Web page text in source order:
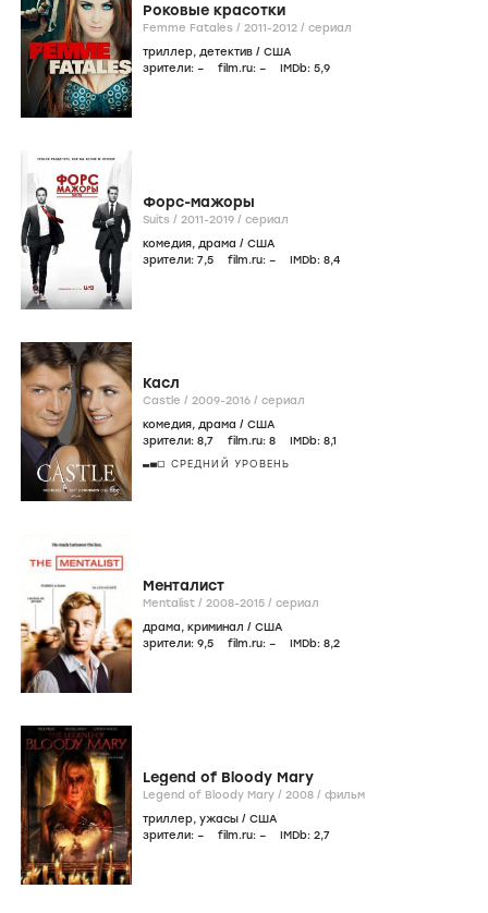
Роковые красотки
Femme Fatales / 2011-2012 / сериал
триллер, детектив / США
зрители: – film.ru: – IMDb: 5,9
Форс-мажоры
Suits / 2011-2019 / сериал
комедия, драма / США
зрители: 7,5 film.ru: – IMDb: 8,4
Касл
Castle / 2009-2016 / сериал
комедия, драма / США
зрители: 8,7 film.ru: 8 IMDb: 8,1
СРЕДНИЙ УРОВЕНЬ
Менталист
Mentalist / 2008-2015 / сериал
драма, криминал / США
зрители: 9,5 film.ru: – IMDb: 8,2
Legend of Bloody Mary
Legend of Bloody Mary / 2008 / фильм
триллер, ужасы / США
зрители: – film.ru: – IMDb: 2,7